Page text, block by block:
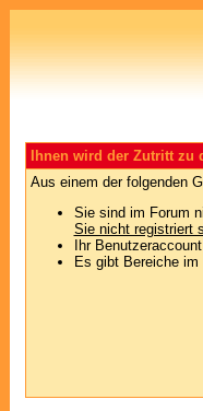
Ihnen wird der Zutritt zu
Aus einem der folgenden
Sie sind im Forum
Sie nicht registriert
Ihr
Es gibt Bereiche